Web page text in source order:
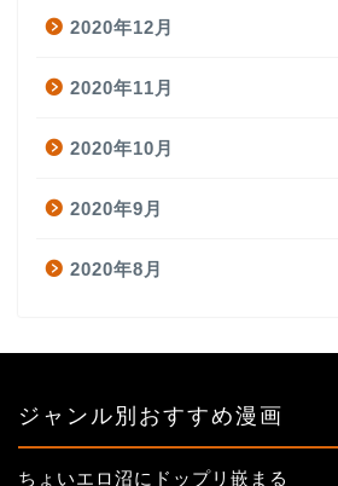
2020年12月
2020年11月
2020年10月
2020年9月
2020年8月
ジャンル別おすすめ漫画
ちょいエロ沼にドップリ嵌まる